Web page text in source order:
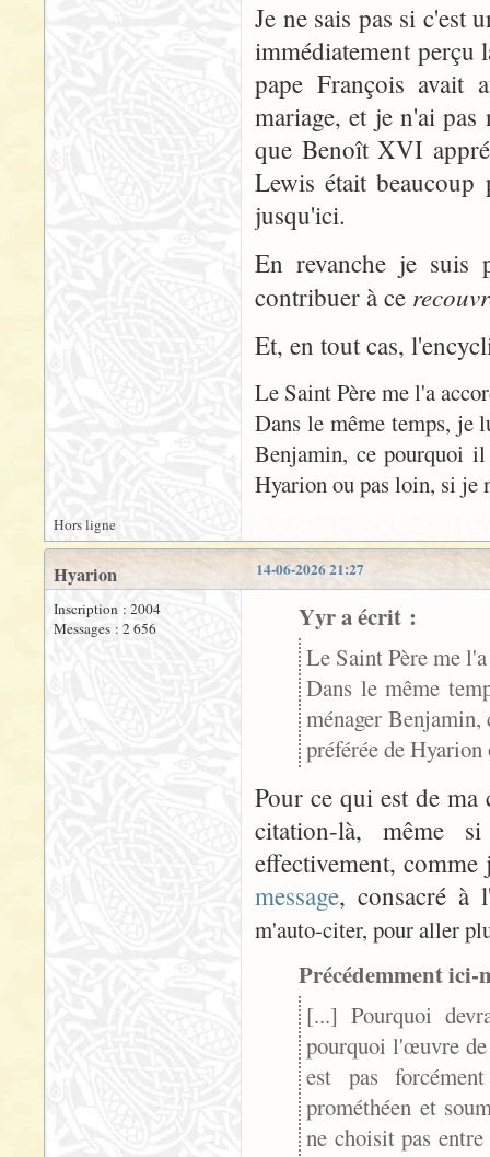
Je ne sais pas si c'est
immédiatement perçu
pape François avait
mariage, et je n'ai
que Benoît XVI
Lewis était
jusqu'ici.
En revanche je suis
contribuer à ce
Et, en tout cas,
Le Saint Père me l'a
Dans le même temps, je
Benjamin, ce pourquoi
Hyarion ou pas loin, si je
Hors ligne
14-06-2026 21:27
Hyarion
Inscription : 2004
Messages : 2 656
Yyr a écrit :
Le Saint Père me
Dans le même
ménager
préférée de
Pour ce qui est de ma
citation-là, même
effectivement,
message, consacré à
m'auto-citer, pour aller
Précédemment
[...] Pourquoi
pourquoi l'œuvre
est pas
prométhéen et
ne choisit pas